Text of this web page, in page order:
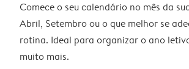
Comece o seu calendário no mês da
Abril, Setembro ou o que melhor se
rotina. Ideal para organizar o ano
muito mais.